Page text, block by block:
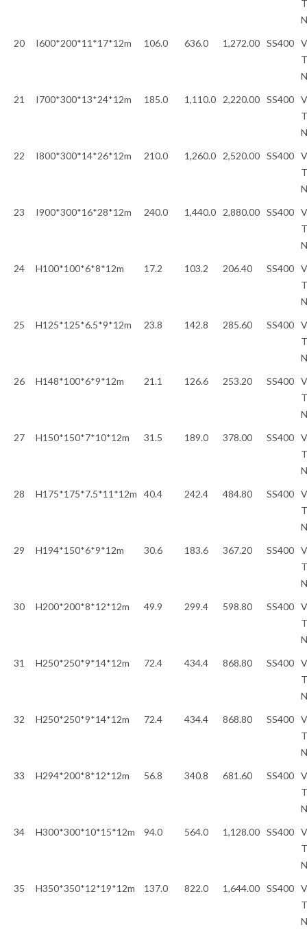
20
I600*200*11*17*12m 106.0 636.0 1,272.00 SS400
21
I700*300*13*24*12m 185.0 1,110.0 2,220.00 SS400
22
I800*300*14*26*12m 210.0 1,260.0 2,520.00 SS400
23
I900*300*16*28*12m 240.0 1,440.0 2,880.00 SS400
24
H100*100*6*8*12m 17.2 103.2 206.40 SS400
25
H125*125*6.5*9*12m 23.8 142.8 285.60 SS400
26
H148*100*6*9*12m 21.1 126.6 253.20 SS400
27
H150*150*7*10*12m 31.5 189.0 378.00 SS400
28
H175*175*7.5*11*12m 40.4 242.4 484.80 SS400
29
H194*150*6*9*12m 30.6 183.6 367.20 SS400
30
H200*200*8*12*12m 49.9 299.4 598.80 SS400
31
H250*250*9*14*12m 72.4 434.4 868.80 SS400
32
H250*250*9*14*12m 72.4 434.4 868.80 SS400
33
H294*200*8*12*12m 56.8 340.8 681.60 SS400
34
H300*300*10*15*12m 94.0 564.0 1,128.00 SS400
35
H350*350*12*19*12m 137.0 822.0 1,644.00 SS400